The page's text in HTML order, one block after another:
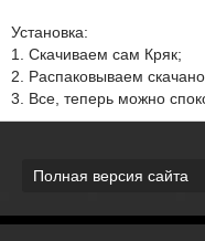
Установка:
1. Скачиваем сам Кряк;
2. Распаковываем
3. Все, теперь можно
Полная версия сайта